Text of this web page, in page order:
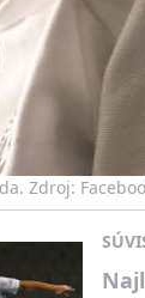
Zdroj: